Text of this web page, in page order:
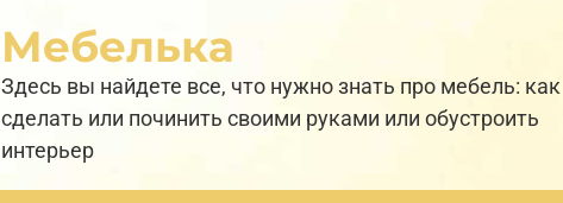
Мебелька
Здесь вы найдете все, что нужно знать про мебель: как
сделать или починить своими руками или обустроить
интерьер